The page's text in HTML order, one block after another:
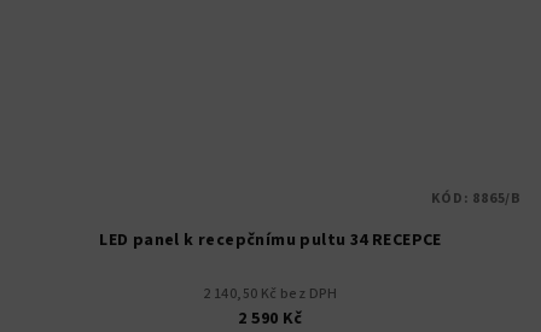
LED panel k recepčnímu pultu 34 RECEPCE
2 140,50 Kč bez DPH
2 590 Kč
KÓD: 8865/B